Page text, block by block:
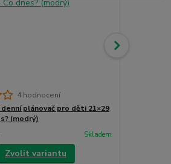
4 hodnocení
plánovač pro děti 21×29
(modrý)
Skladem
Zvolit variantu